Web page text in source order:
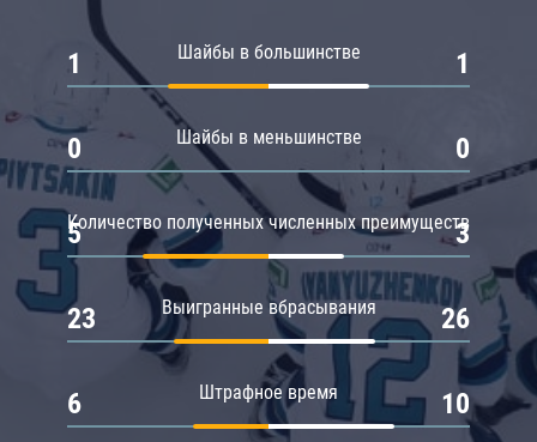
Шайбы в большинстве
1 1
Шайбы в меньшинстве
0 0
Количество полученных численных преимуществ
5 3
Выигранные вбрасывания
23 26
Штрафное время
6 10